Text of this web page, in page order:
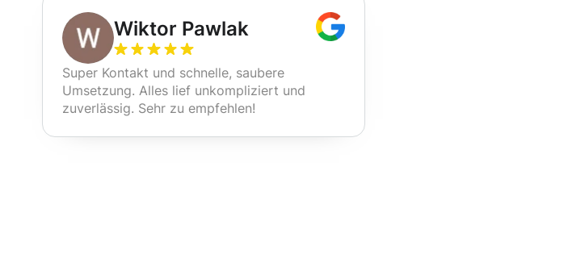
Wiktor Pawlak
Super Kontakt und schnelle, saubere
Umsetzung. Alles lief unkompliziert und
zuverlässig. Sehr zu empfehlen!